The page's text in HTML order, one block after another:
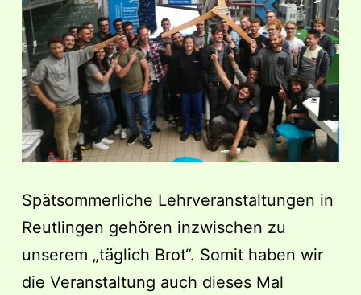
Spätsommerliche Lehrveranstaltungen in
Reutlingen gehören inzwischen zu
unserem „täglich Brot“. Somit haben wir
die Veranstaltung auch dieses Mal